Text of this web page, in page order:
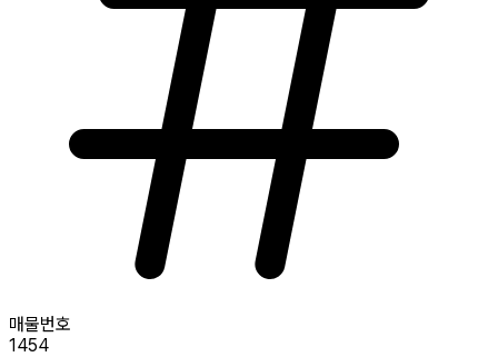
매물번호
1454